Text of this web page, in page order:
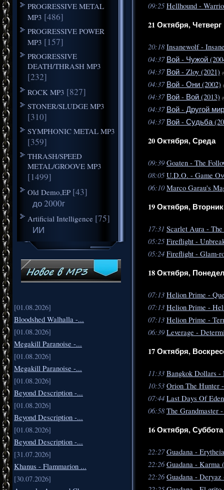
PROGRESSIVE METAL
MP3 [486]
PROGRESSIVE POWER
MP3 [157]
PROGRESSIVE
DEATH/THRASH MP3
[232]
ROCK MP3 [827]
STONER/SLUDGE MP3
[310]
SYMPHONIC METAL MP3
[359]
THRASH/SPEED
METAL/GROOVE MP3
[1499]
Old Demo,EP [43]
до 2000г
Artificial Intelligence [75]
ИИ
[01.08.2026]
Bloodshed Walhalla -...
[01.08.2026]
Megakill Paranoise -...
[01.08.2026]
Megakill Paranoise -...
[01.08.2026]
Beyond Description -...
[01.08.2026]
Beyond Description -...
[01.08.2026]
Beyond Description -...
[31.07.2026]
Khanus - Flammarion ...
[30.07.2026]
09:25 Hellhound -
21 Октября, Четверг
20:18 Insanewolf -
04:37 Вой - Чужой
04:37 Вой - Zloy (2021)
04:37 Вой - Они (2002)
04:37 Вой - Вой (2013)
04:37 Вой - Другой
04:37 Вой - Судьба
20 Октября, Среда
09:39 Goaten - The
08:05 U.D.O. - Game
06:10 Marco Garau's
19 Октября, Вторник
17:31 Scarlet Aura -
05:25 Fireflight -
05:24 Fireflight - Glam-
18 Октября,
07:13 Helion Prime -
07:13 Helion Prime -
07:13 Helion Prime -
06:39 Leverage -
17 Октября,
11:33 Bangkok Dollars -
10:53 Orion The Hunter
07:44 Last Days Of
06:58 The Grandmaster
16 Октября, Суббота
22:27 Guadana -
22:26 Guadana - Karma
22:26 Guadana - Deryaz